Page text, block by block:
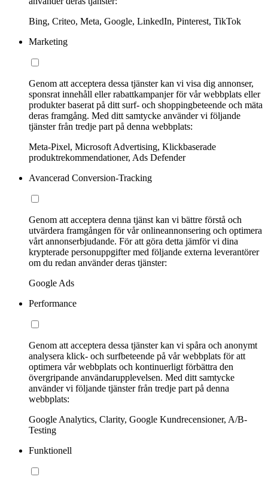
Bing, Criteo, Meta, Google, LinkedIn, Pinterest, TikTok
Marketing
Genom att acceptera dessa tjänster kan vi visa dig annonser,
sponsrat innehåll eller rabattkampanjer för vår webbplats eller
produkter baserat på ditt surf- och shoppingbeteende och mäta
deras framgång. Med ditt samtycke använder vi följande
tjänster från tredje part på denna webbplats:
Meta-Pixel, Microsoft Advertising, Klickbaserade
produktrekommendationer, Ads Defender
Avancerad Conversion-Tracking
Genom att acceptera denna tjänst kan vi bättre förstå och
utvärdera framgången för vår onlineannonsering och optimera
vårt annonserbjudande. För att göra detta jämför vi dina
krypterade personuppgifter med följande externa leverantörer
om du redan använder deras tjänster:
Google Ads
Performance
Genom att acceptera dessa tjänster kan vi spåra och anonymt
analysera klick- och surfbeteende på vår webbplats för att
optimera vår webbplats och kontinuerligt förbättra den
övergripande användarupplevelsen. Med ditt samtycke
använder vi följande tjänster från tredje part på denna
webbplats:
Google Analytics, Clarity, Google Kundrecensioner, A/B-
Testing
Funktionell